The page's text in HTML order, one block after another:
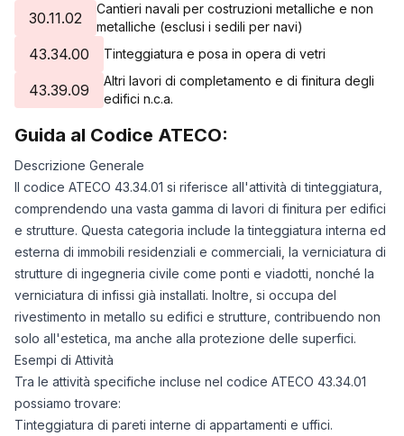
30.11.02
Cantieri navali per costruzioni metalliche e non
metalliche (esclusi i sedili per navi)
43.34.00 Tinteggiatura e posa in opera di vetri
43.39.09
Altri lavori di completamento e di finitura degli
edifici n.c.a.
Guida al Codice ATECO:
Descrizione Generale
Il codice ATECO 43.34.01 si riferisce all'attività di tinteggiatura,
comprendendo una vasta gamma di lavori di finitura per edifici
e strutture. Questa categoria include la tinteggiatura interna ed
esterna di immobili residenziali e commerciali, la verniciatura di
strutture di ingegneria civile come ponti e viadotti, nonché la
verniciatura di infissi già installati. Inoltre, si occupa del
rivestimento in metallo su edifici e strutture, contribuendo non
solo all'estetica, ma anche alla protezione delle superfici.
Esempi di Attività
Tra le attività specifiche incluse nel codice ATECO 43.34.01
possiamo trovare:
Tinteggiatura di pareti interne di appartamenti e uffici.